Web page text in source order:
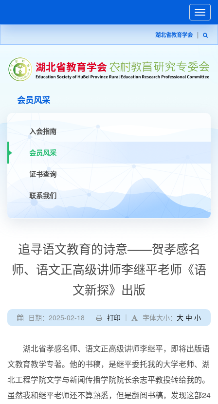
湖北省教育学会 |
Toggle
会员风采
入会指南
会员风采
证书查询
联系我们
追寻语文教育的诗意——贺孝感名
师、语文正高级讲师李继平老师《语
文新探》出版
打印 ｜ 字体大小： 大 中 小
日期：2025-02-18
湖北省孝感名师、语文正高级讲师李继平，即将出版语
文教育教学专著。他的书稿，是继平委托我的大学老师、湖
北工程学院文学与新闻传播学院院长余志平教授转给我的。
虽然我和继平老师还不算熟悉，但是翻阅书稿，发现这部24